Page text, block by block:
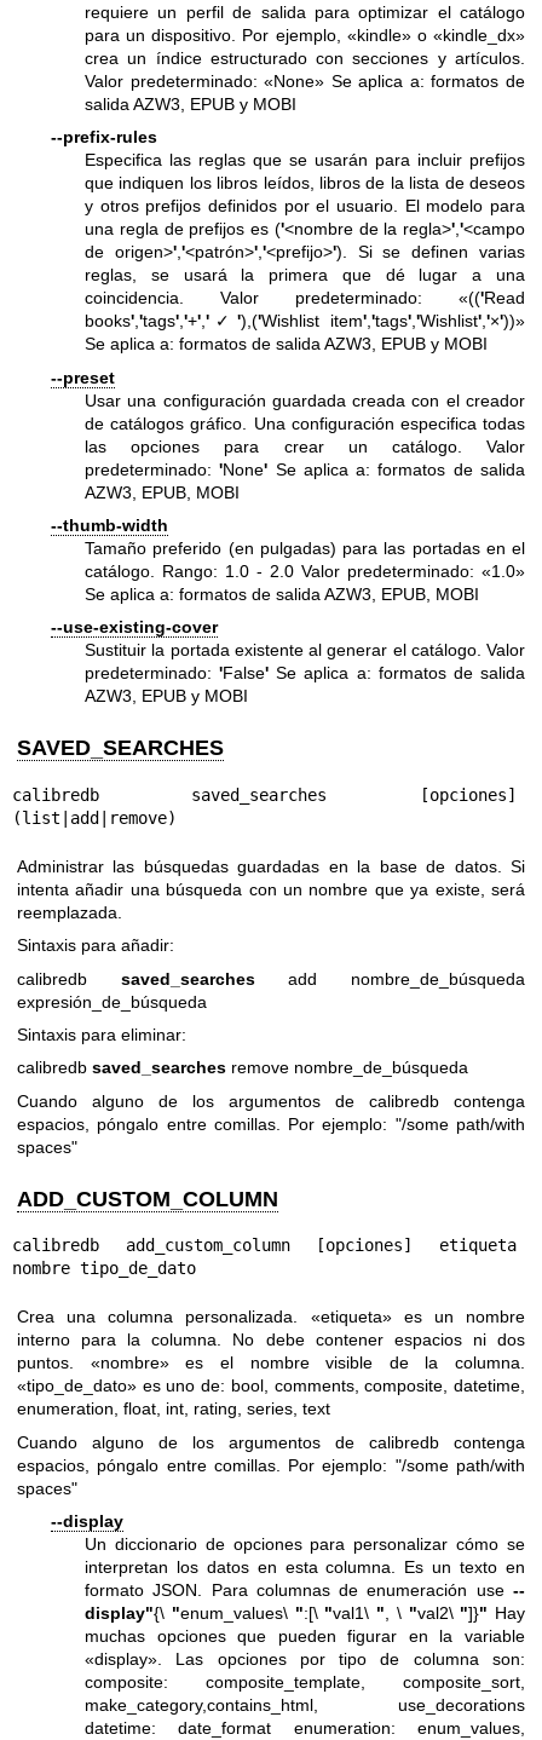
requiere un perfil de salida para optimizar el catálogo
para un dispositivo. Por ejemplo, «kindle» o «kindle_dx»
crea un índice estructurado con secciones y artículos.
Valor predeterminado: «None» Se aplica a: formatos de
salida AZW3, EPUB y MOBI
--prefix-rules
Especifica las reglas que se usarán para incluir prefijos
que indiquen los libros leídos, libros de la lista de deseos
y otros prefijos definidos por el usuario. El modelo para
una regla de prefijos es ('<nombre de la regla>' '<campo
de origen>', '<patrón>', '<prefijo>'). Si se definen varias
reglas, se usará la primera que dé lugar a una
coincidencia. Valor predeterminado: «(('Read
books' 'tags' '+' ' ✓ '),('Wishlist item' ,'tags' ,'Wishlist' ,'×'))»
Se aplica a: formatos de salida AZW3, EPUB y MOBI
--preset
Usar una configuración guardada creada con el creador
de catálogos gráfico. Una configuración especifica todas
las opciones para crear un catálogo. Valor
predeterminado:'None' Se aplica a: formatos de salida
AZW3, EPUB, MOBI
--thumb-width
Tamaño preferido (en pulgadas) para las portadas en el
catálogo. Rango: 1.0 - 2.0 Valor predeterminado: «1.0»
Se aplica a: formatos de salida AZW3, EPUB, MOBI
--use-existing-cover
Sustituir la portada existente al generar el catálogo. Valor
predeterminado:'False' Se aplica a: formatos de salida
AZW3, EPUB y MOBI
SAVED_SEARCHES
calibredb saved_searches [opciones]
(list|add|remove)
Administrar las búsquedas guardadas en la base de datos. Si
intenta añadir una búsqueda con un nombre que ya existe, será
reemplazada.
Sintaxis para añadir:
calibredb saved_searchesadd nombre_de_búsqueda
expresión_de_búsqueda
Sintaxis para eliminar:
calibredb saved_searches remove nombre_de_búsqueda
Cuando alguno de los argumentos de calibredb contenga
espacios, póngalo entre comillas. Por ejemplo: "/some path/with
spaces"
ADD_CUSTOM_COLUMN
calibredb add_custom_column [opciones] etiqueta
nombre tipo_de_dato
Crea una columna personalizada. «etiqueta» es un nombre
interno para la columna. No debe contener espacios ni dos
puntos. «nombre» es el nombre visible de la columna.
«tipo_de_dato» es uno de: bool, comments, composite, datetime,
enumeration, float, int, rating, series, text
Cuando alguno de los argumentos de calibredb contenga
espacios, póngalo entre comillas. Por ejemplo: "/some path/with
spaces"
--display
Un diccionario de opciones para personalizar cómo se
interpretan los datos en esta columna. Es un texto en
formato JSON. Para columnas de enumeración use --
display"{\ "enum_values\ ":[\ "val1\ " , \ "val2\ "]}" Hay
muchas opciones que pueden figurar en la variable
«display». Las opciones por tipo de columna son:
composite: composite_template, composite_sort,
make_category,contains_html, use_decorations
datetime: date_format enumeration: enum_values,